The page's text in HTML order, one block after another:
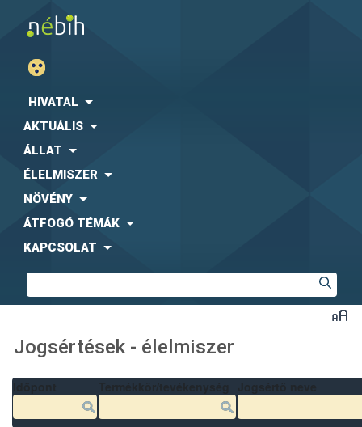
HIVATAL
AKTUÁLIS
ÁLLAT
ÉLELMISZER
NÖVÉNY
ÁTFOGÓ TÉMÁK
KAPCSOLAT
Jogsértések - élelmiszer